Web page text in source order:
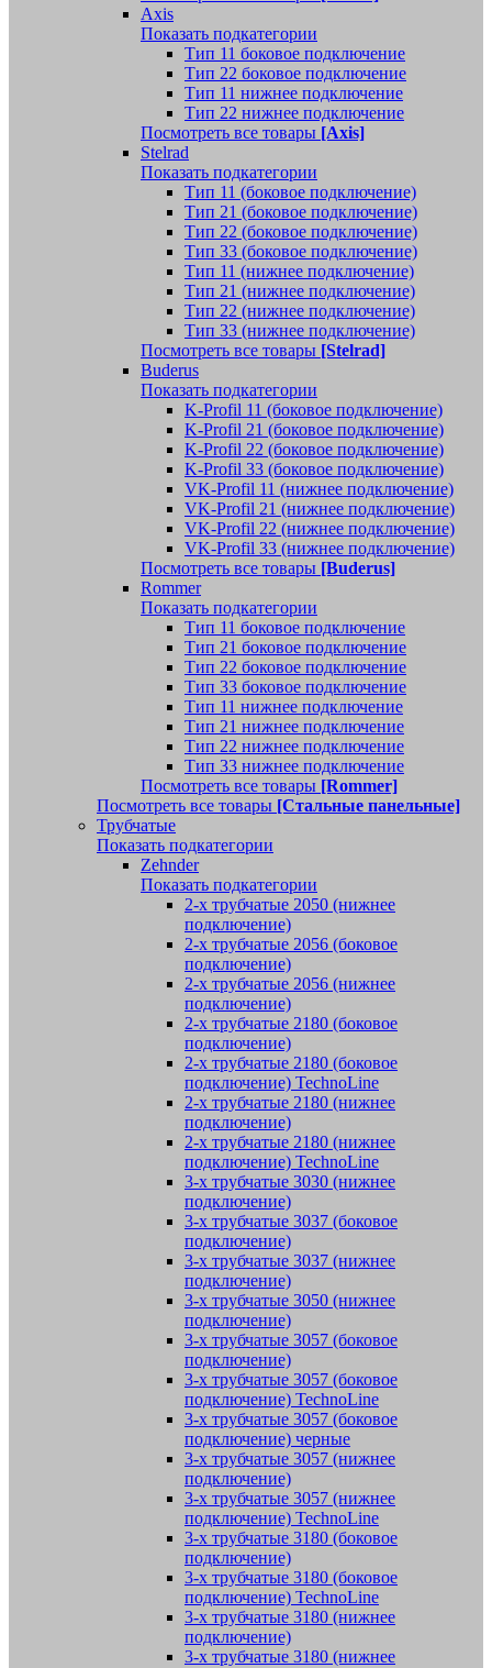
Axis
Показать подкатегории
Тип 11 боковое подключение
Тип 22 боковое подключение
Тип 11 нижнее подключение
Тип 22 нижнее подключение
Посмотреть все товары [Axis]
Stelrad
Показать подкатегории
Tип 11 (боковое подключение)
Тип 21 (боковое подключение)
Тип 22 (боковое подключение)
Тип 33 (боковое подключение)
Тип 11 (нижнее подключение)
Тип 21 (нижнее подключение)
Тип 22 (нижнее подключение)
Тип 33 (нижнее подключение)
Посмотреть все товары [Stelrad]
Buderus
Показать подкатегории
K-Profil 11 (боковое подключение)
K-Profil 21 (боковое подключение)
K-Profil 22 (боковое подключение)
K-Profil 33 (боковое подключение)
VK-Profil 11 (нижнее подключение)
VK-Profil 21 (нижнее подключение)
VK-Profil 22 (нижнее подключение)
VK-Profil 33 (нижнее подключение)
Посмотреть все товары [Buderus]
Rommer
Показать подкатегории
Тип 11 боковое подключение
Тип 21 боковое подключение
Тип 22 боковое подключение
Тип 33 боковое подключение
Тип 11 нижнее подключение
Тип 21 нижнее подключение
Тип 22 нижнее подключение
Тип 33 нижнее подключение
Посмотреть все товары [Rommer]
Посмотреть все товары [Стальные панельные]
Трубчатые
Показать подкатегории
Zehnder
Показать подкатегории
2-х трубчатые 2050 (нижнее
подключение)
2-х трубчатые 2056 (боковое
подключение)
2-х трубчатые 2056 (нижнее
подключение)
2-х трубчатые 2180 (боковое
подключение)
2-х трубчатые 2180 (боковое
подключение) TechnoLine
2-х трубчатые 2180 (нижнее
подключение)
2-х трубчатые 2180 (нижнее
подключение) TechnoLine
3-х трубчатые 3030 (нижнее
подключение)
3-х трубчатые 3037 (боковое
подключение)
3-х трубчатые 3037 (нижнее
подключение)
3-х трубчатые 3050 (нижнее
подключение)
3-х трубчатые 3057 (боковое
подключение)
3-х трубчатые 3057 (боковое
подключение) TechnoLine
3-х трубчатые 3057 (боковое
подключение) черные
3-х трубчатые 3057 (нижнее
подключение)
3-х трубчатые 3057 (нижнее
подключение) TechnoLine
3-х трубчатые 3180 (боковое
подключение)
3-х трубчатые 3180 (боковое
подключение) TechnoLine
3-х трубчатые 3180 (нижнее
подключение)
3-х трубчатые 3180 (нижнее